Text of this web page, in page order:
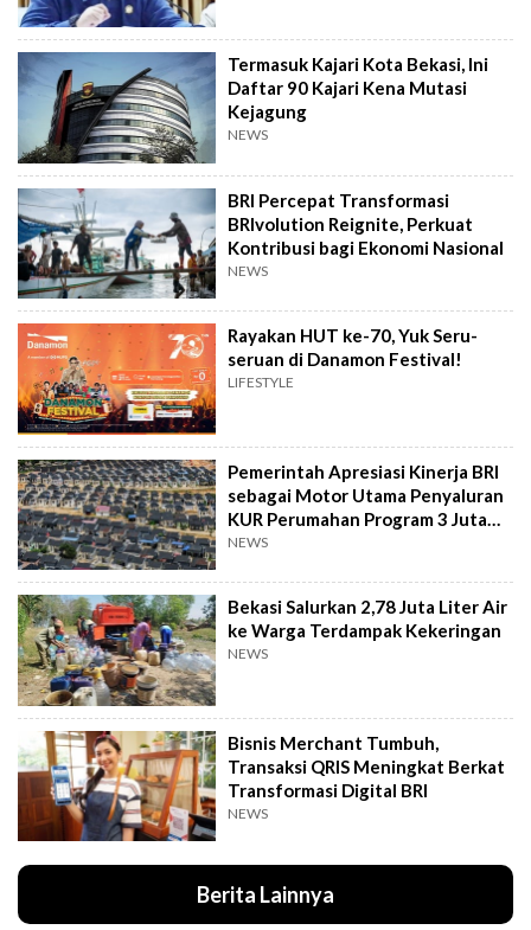
Termasuk Kajari Kota Bekasi, Ini
Daftar 90 Kajari Kena Mutasi
Kejagung
NEWS
BRI Percepat Transformasi
BRIvolution Reignite, Perkuat
Kontribusi bagi Ekonomi Nasional
NEWS
Rayakan HUT ke-70, Yuk Seru-
seruan di Danamon Festival!
LIFESTYLE
Pemerintah Apresiasi Kinerja BRI
sebagai Motor Utama Penyaluran
KUR Perumahan Program 3 Juta
Rumah
NEWS
Bekasi Salurkan 2,78 Juta Liter Air
ke Warga Terdampak Kekeringan
NEWS
Bisnis Merchant Tumbuh,
Transaksi QRIS Meningkat Berkat
Transformasi Digital BRI
NEWS
Berita Lainnya